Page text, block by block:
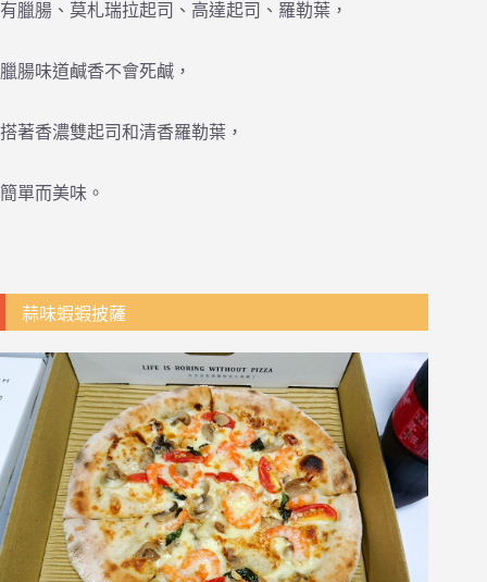
有臘腸、莫札瑞拉起司、高達起司、羅勒葉，
臘腸味道鹹香不會死鹹，
搭著香濃雙起司和清香羅勒葉，
簡單而美味。
蒜味蝦蝦披薩